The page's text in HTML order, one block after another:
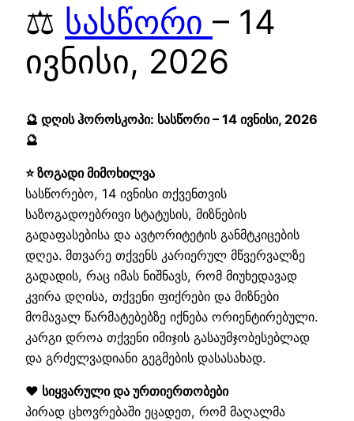
⚖️ სასწორი – 14
ივნისი, 2026
🔮 დღის ჰოროსკოპი: სასწორი – 14 ივნისი, 2026
🔮
⭐ ზოგადი მიმოხილვა
სასწორებო, 14 ივნისი თქვენთვის
საზოგადოებრივი სტატუსის, მიზნების
გადაფასებისა და ავტორიტეტის განმტკიცების
დღეა. მთვარე თქვენს კარიერულ მწვერვალზე
გადადის, რაც იმას ნიშნავს, რომ მიუხედავად
კვირა დღისა, თქვენი ფიქრები და მიზნები
მომავალ წარმატებებზე იქნება ორიენტირებული.
კარგი დროა თქვენი იმიჯის გასაუმჯობესებლად
და გრძელვადიანი გეგმების დასასახად.
❤️ სიყვარული და ურთიერთობები
პირად ცხოვრებაში ეცადეთ, რომ მაღალმა